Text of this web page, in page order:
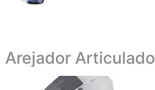
Arejador Articulado